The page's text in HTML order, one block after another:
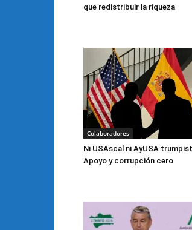
que redistribuir la riqueza
Colaboradores
Ni USAscal ni AyUSA
Apoyo y corrupción cero